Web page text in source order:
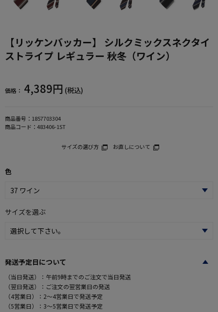
【リッケンバッカー】 シルクミックスネクタイ
ストライプ レギュラー 秋冬（ワイン）
価格： 4,389円 (税込)
商品番号： 1857703304
商品コード： 483406-1ST
サイズの選び方 お直しについて
色
サイズを選ぶ
発送予定日について
（当日発送）：午前9時までのご注文で当日発送
（翌日発送）：ご注文の翌営業日の発送
（4営業日）：2～4営業日で発送予定
（5営業日）：3～5営業日で発送予定